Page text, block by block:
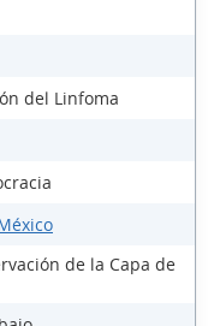
del Linfoma
de la Capa de